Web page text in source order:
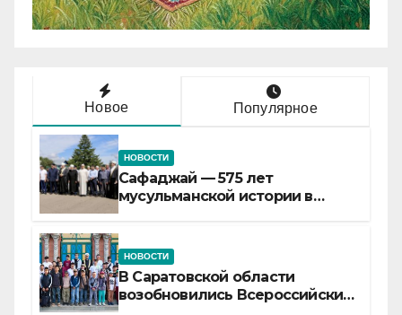
Новое Популярное
НОВОСТИ
Сафаджай — 575 лет
мусульманской истории в
НОВОСТИ
В Саратовской области
возобновились Всероссийские